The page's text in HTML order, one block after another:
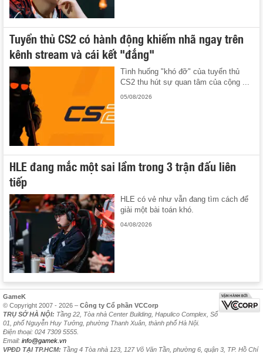
Tuyển thủ CS2 có hành động khiếm nhã ngay trên
kênh stream và cái kết "đắng"
Tình huống "khó đỡ" của tuyển thủ
CS2 thu hút sự quan tâm của cộng ...
05/08/2026
HLE đang mắc một sai lầm trong 3 trận đấu liên
tiếp
HLE có vẻ như vẫn đang tìm cách để
giải một bài toán khó.
04/08/2026
GameK
© Copyright 2007 - 2026 – Công ty Cổ phần VCCorp
TRỤ SỞ HÀ NỘI: Tầng 22, Tòa nhà Center Building, Hapulico Complex, Số
01, phố Nguyễn Huy Tưởng, phường Thanh Xuân, thành phố Hà Nội.
Điện thoại: 024 7309 5555.
Email: info@gamek.vn
VPĐD TẠI TP.HCM: Tầng 4 Tòa nhà 123, 127 Võ Văn Tần, phường 6, quận 3, TP. Hồ Chí